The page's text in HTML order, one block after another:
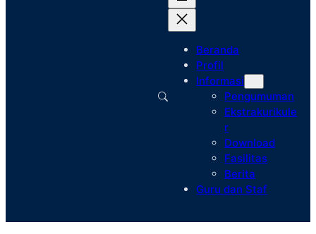
Beranda
Profil
Informasi
Pengumuman
Ekstrakurikule
r
Download
Fasilitas
Berita
Guru dan Staf